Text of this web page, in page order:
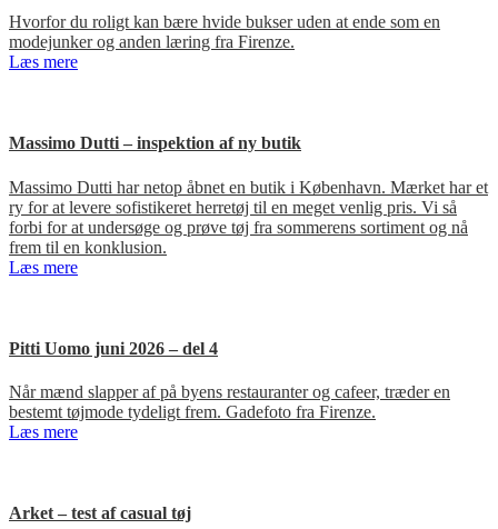
Hvorfor du roligt kan bære hvide bukser uden at ende som en
modejunker og anden læring fra Firenze.
Læs mere
Massimo Dutti – inspektion af ny butik
Massimo Dutti har netop åbnet en butik i København. Mærket har et
ry for at levere sofistikeret herretøj til en meget venlig pris. Vi så
forbi for at undersøge og prøve tøj fra sommerens sortiment og nå
frem til en konklusion.
Læs mere
Pitti Uomo juni 2026 – del 4
Når mænd slapper af på byens restauranter og cafeer, træder en
bestemt tøjmode tydeligt frem. Gadefoto fra Firenze.
Læs mere
Arket – test af casual tøj